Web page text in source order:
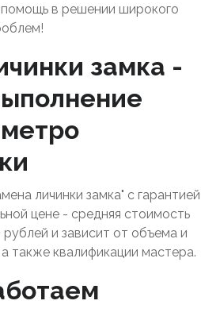
в решении широкого
замка -
личинки замка" с гарантией
цене - средняя стоимость
и зависит от объема и
также квалификации мастера.